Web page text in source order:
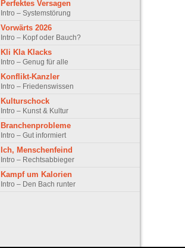
Perfektes Versagen
Intro – Systemstörung
Vorwärts 2026
Intro – Kopf oder Bauch?
Kli Kla Klacks
Intro – Genug für alle
Konflikt-Kanzler
Intro – Friedenswissen
Kulturschock
Intro – Kunst & Kultur
Branchenprobleme
Intro – Gut informiert
Ich, Menschenfeind
Intro – Rechtsabbieger
Kampf um Kalorien
Intro – Den Bach runter